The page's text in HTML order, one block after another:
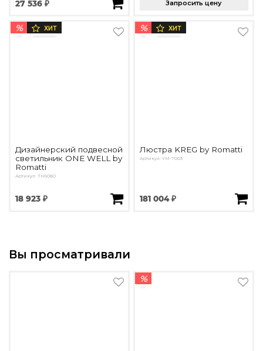
27 536 ₽ Запросить цену
% ХИТ
Дизайнерский подвесной
светильник ONE WELL by
Romatti
Артикул: TH6080
18 923 ₽
% ХИТ
Люстра KREG by Romatti
Артикул: YM-T003
181 004 ₽
Вы просматривали
%